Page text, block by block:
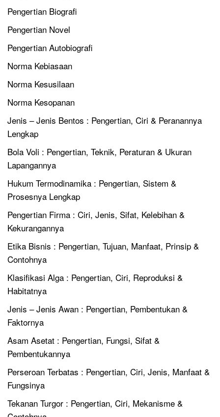
Pengertian Biografi
Pengertian Novel
Pengertian Autobiografi
Norma Kebiasaan
Norma Kesusilaan
Norma Kesopanan
Jenis – Jenis Bentos : Pengertian, Ciri & Peranannya
Lengkap
Bola Voli : Pengertian, Teknik, Peraturan & Ukuran
Lapangannya
Hukum Termodinamika : Pengertian, Sistem &
Prosesnya Lengkap
Pengertian Firma : Ciri, Jenis, Sifat, Kelebihan &
Kekurangannya
Etika Bisnis : Pengertian, Tujuan, Manfaat, Prinsip &
Contohnya
Klasifikasi Alga : Pengertian, Ciri, Reproduksi &
Habitatnya
Jenis – Jenis Awan : Pengertian, Pembentukan &
Faktornya
Asam Asetat : Pengertian, Fungsi, Sifat &
Pembentukannya
Perseroan Terbatas : Pengertian, Ciri, Jenis, Manfaat &
Fungsinya
Tekanan Turgor : Pengertian, Ciri, Mekanisme &